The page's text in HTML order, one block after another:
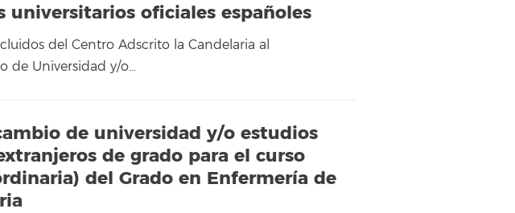
universitarios oficiales españoles
del Centro Adscrito la Candelaria al
de Universidad y/o…
de universidad y/o estudios
de grado para el curso
del Grado en Enfermería de